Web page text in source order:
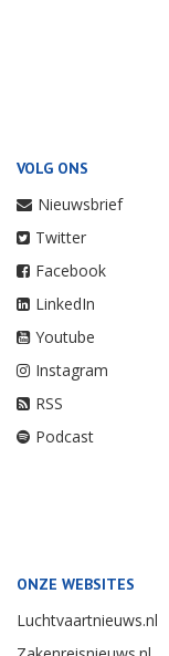
VOLG ONS
Nieuwsbrief
Twitter
Facebook
LinkedIn
Youtube
Instagram
RSS
Podcast
ONZE WEBSITES
Luchtvaartnieuws.nl